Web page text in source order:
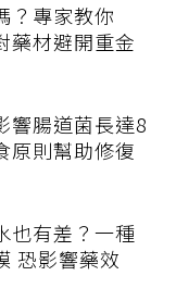
？專家教你
藥材避開重金
響腸道菌長達8
原則幫助修復
也有差？一種
恐影響藥效